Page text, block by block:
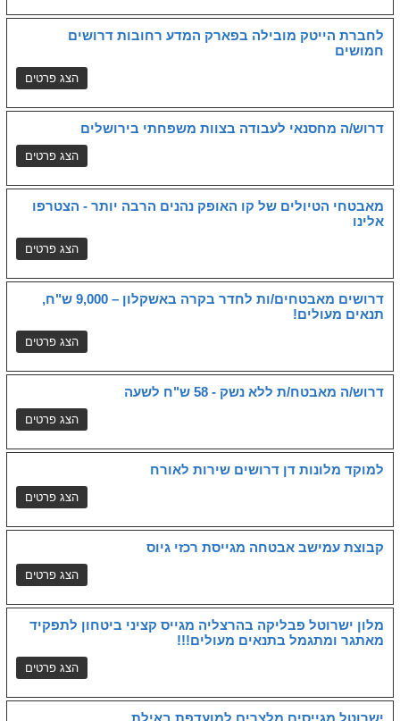
לחברת הייטק מובילה בפארק המדע רחובות דרושים
חמושים
דרוש/ה מחסנאי לעבודה בצוות משפחתי בירושלים
מאבטחי הטיולים של קו האופק נהנים הרבה יותר - הצטרפו
אלינו
דרושים מאבטחים/ות לחדר בקרה באשקלון – 9,000 ש"ח,
תנאים מעולים!
דרוש/ה מאבטח/ת ללא נשק - 58 ש"ח לשעה
למוקד מלונות דן דרושים שירות לאורח
קבוצת עמישב אבטחה מגייסת רכזי גיוס
מלון ישרוטל פבליקה בהרצליה מגייס קציני ביטחון לתפקיד
מאתגר ומתגמל בתנאים מעולים!!!
ישרוטל מגייסים מלצרים למועדפת באילת